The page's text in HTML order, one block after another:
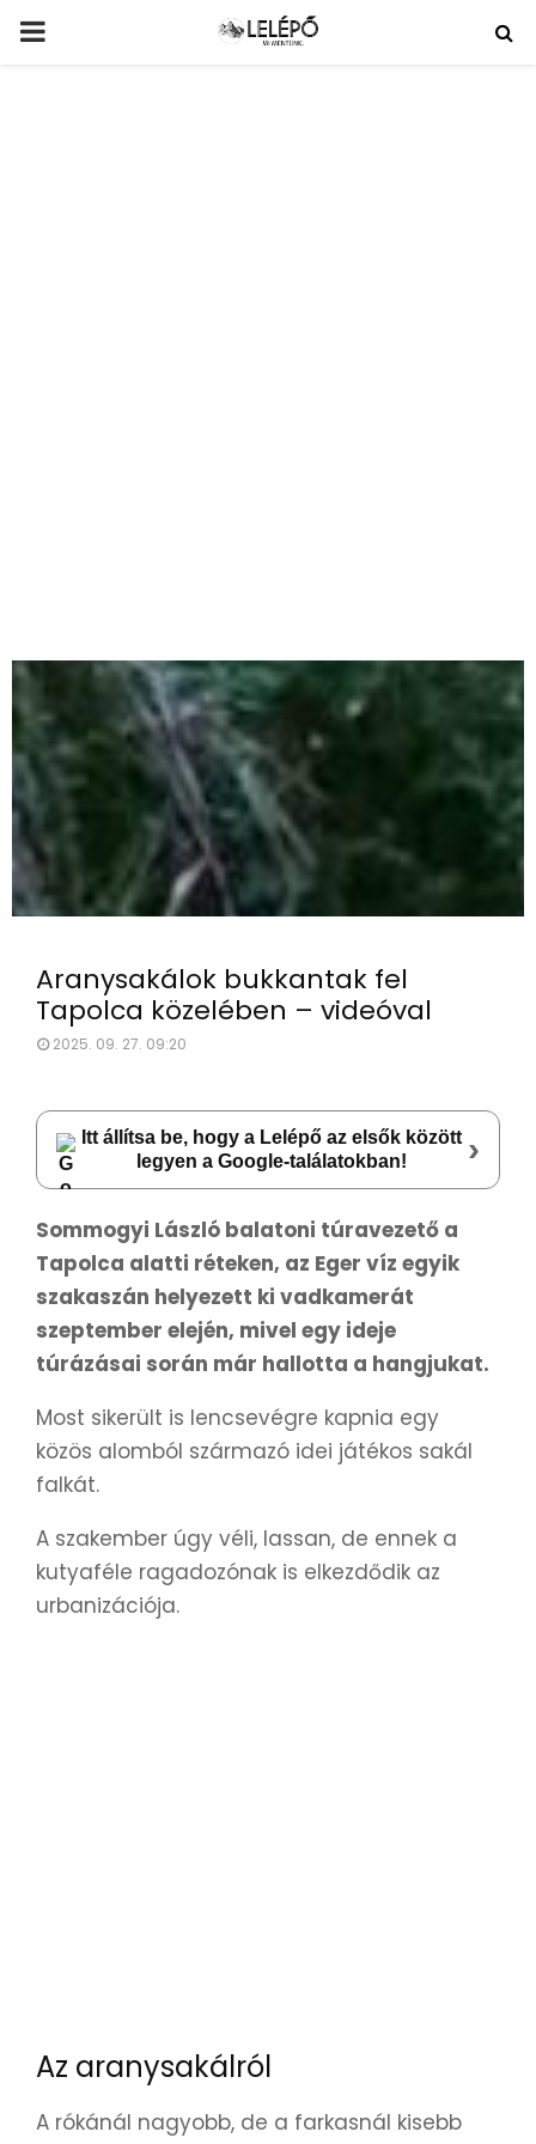
PRIMARY
Aranysakálok bukkantak fel
Tapolca közelében – videóval
2025. 09. 27. 09:20
Itt állítsa be, hogy a Lelépő az elsők között
legyen a Google-találatokban!
›
Sommogyi László balatoni túravezető a
Tapolca alatti réteken, az Eger víz egyik
szakaszán helyezett ki vadkamerát
szeptember elején, mivel egy ideje
túrázásai során már hallotta a hangjukat.
Most sikerült is lencsevégre kapnia egy
közös alomból származó idei játékos sakál
falkát.
A szakember úgy véli, lassan, de ennek a
kutyaféle ragadozónak is elkezdődik az
urbanizációja.
Az aranysakálról
A rókánál nagyobb, de a farkasnál kisebb